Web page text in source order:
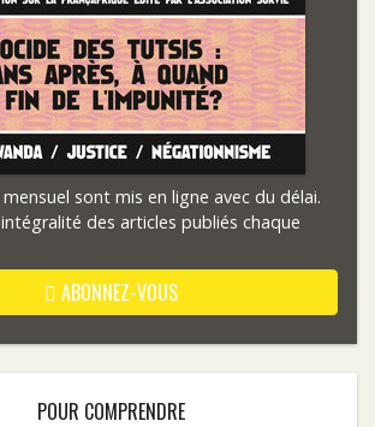
sont mis en ligne avec du délai.
des articles publiés chaque
ABONNEZ-VOUS
POUR COMPRENDRE